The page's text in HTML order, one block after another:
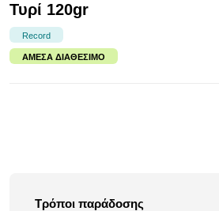
Τυρί 120gr
Record
ΆΜΕΣΑ ΔΙΑΘΈΣΙΜΟ
Τρόποι παράδοσης